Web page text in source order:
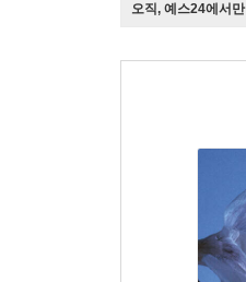
오직, 예스24에서만